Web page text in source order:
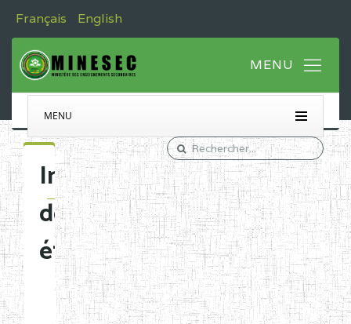
Français English
MENU
Immatriculation
des
établissements